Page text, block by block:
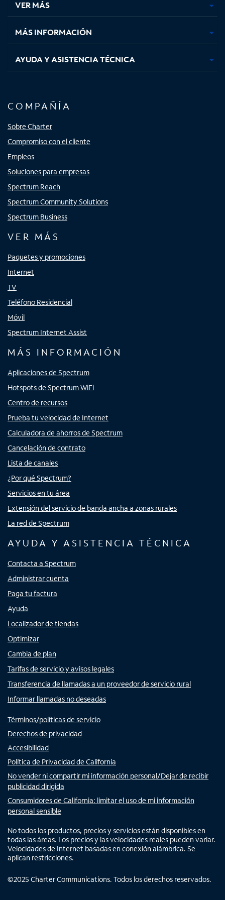
pestaña
nueva
pestaña
nueva
pestaña
nuevanueva
VER MÁS
MÁS INFORMACIÓN
AYUDA Y ASISTENCIA TÉCNICA
COMPAÑÍA
Sobre Charter
Compromiso con el cliente
Empleos
Soluciones para empresas
Spectrum Reach
Spectrum Community Solutions
Spectrum Business
VER MÁS
Paquetes y promociones
Internet
TV
Teléfono Residencial
Móvil
Spectrum Internet Assist
MÁS INFORMACIÓN
Aplicaciones de Spectrum
Hotspots de Spectrum WiFi
Centro de recursos
Prueba tu velocidad de Internet
Calculadora de ahorros de Spectrum
Cancelación de contrato
Lista de canales
¿Por qué Spectrum?
Servicios en tu área
Extensión del servicio de banda ancha a zonas rurales
La red de Spectrum
AYUDA Y ASISTENCIA TÉCNICA
Contacta a Spectrum
Administrar cuenta
Paga tu factura
Ayuda
Localizador de tiendas
Optimizar
Cambia de plan
Tarifas de servicio y avisos legales
Transferencia de llamadas a un proveedor de servicio rural
Informar llamadas no deseadas
Términos/políticas de servicio
Derechos de privacidad
Accesibilidad
Política de Privacidad de California
No vender ni compartir mi información personal/Dejar de recibir
publicidad dirigida
Consumidores de California: limitar el uso de mi información
personal sensible
No todos los productos, precios y servicios están disponibles en
todas las áreas. Los precios y las velocidades reales pueden variar.
Velocidades de Internet basadas en conexión alámbrica. Se
aplican restricciones.
©2025 Charter Communications. Todos los derechos reservados.